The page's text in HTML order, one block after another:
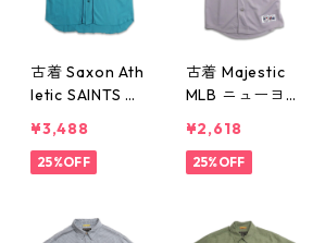
古着 Saxon Ath
letic SAINTS ベ
ツ ターコイズ
ブルー 表記：X
¥3,488
25%OFF
古着 Majestic
MLB ニューヨ
ス ベースボー
ルシャツ グレ
729
¥2,618
25%OFF